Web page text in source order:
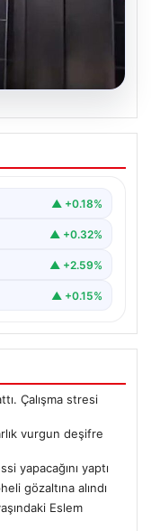
çıktı,
“ Elazığ’da▲ +0.18%
▲ +0.32%
▲ +2.59%
▲ +0.15%
Çalışma stresi
vurgun deşifre
yapacağını yaptı
gözaltına alındı
Eslem